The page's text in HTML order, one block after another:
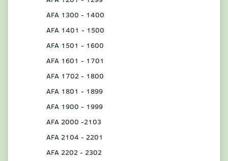
AFA 1300 - 1400
AFA 1401 - 1500
AFA 1501 - 1600
AFA 1601 - 1701
AFA 1702 - 1800
AFA 1801 - 1899
AFA 1900 - 1999
AFA 2000 -2103
AFA 2104 - 2201
AFA 2202 - 2302